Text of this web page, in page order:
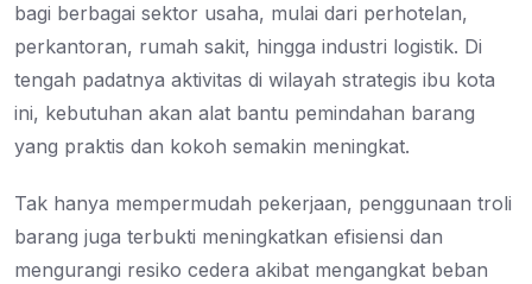
bagi berbagai sektor usaha, mulai dari perhotelan,
perkantoran, rumah sakit, hingga industri logistik. Di
tengah padatnya aktivitas di wilayah strategis ibu kota
ini, kebutuhan akan alat bantu pemindahan barang
yang praktis dan kokoh semakin meningkat.
Tak hanya mempermudah pekerjaan, penggunaan troli
barang juga terbukti meningkatkan efisiensi dan
mengurangi resiko cedera akibat mengangkat beban